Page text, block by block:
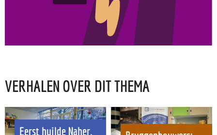
VERHALEN OVER DIT THEMA
Eerst huilde Naher,